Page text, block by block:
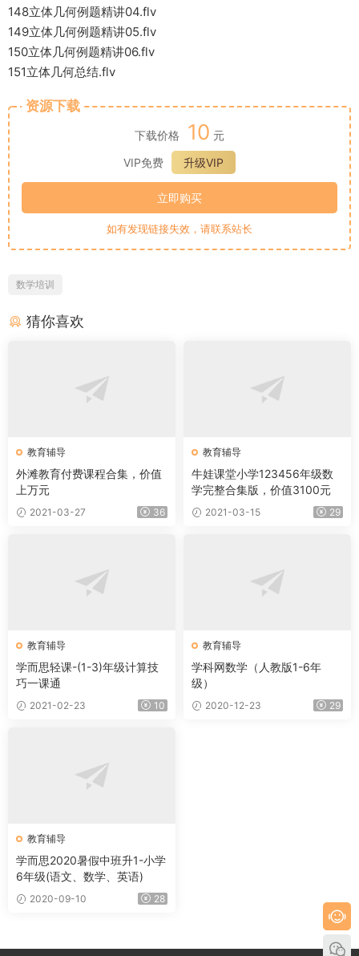
148立体几何例题精讲04.flv
149立体几何例题精讲05.flv
150立体几何例题精讲06.flv
151立体几何总结.flv
资源下载
下载价格 10 元
VIP免费
升级VIP
立即购买
如有发现链接失效，请联系站长
数学培训
猜你喜欢
教育辅导
外滩教育付费课程合集，价值
上万元
2021-03-27 36
教育辅导
牛娃课堂小学123456年级数
学完整合集版，价值3100元
2021-03-15 29
教育辅导
学而思轻课-(1-3)年级计算技
巧一课通
2021-02-23 10
教育辅导
学科网数学（人教版1-6年
级）
2020-12-23 29
教育辅导
学而思2020暑假中班升1-小学
6年级(语文、数学、英语)
2020-09-10 28